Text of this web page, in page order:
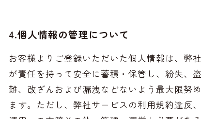
4.個人情報の管理について
お客様よりご登録いただいた個人情報は、弊社
が責任を持って安全に蓄積・保管し、紛失、盗
難、改ざんおよび漏洩などないよう最大限努め
ます。ただし、弊社サービスの利用規約違反、